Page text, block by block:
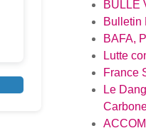
BULLE
Bulletin
BAFA,
Lutte
France
Le